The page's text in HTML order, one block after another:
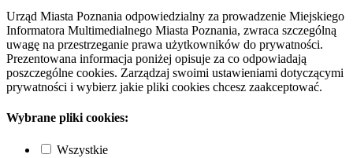
Urząd Miasta Poznania odpowiedzialny za prowadzenie Miejskiego
Informatora Multimedialnego Miasta Poznania, zwraca szczególną
uwagę na przestrzeganie prawa użytkowników do prywatności.
Prezentowana informacja poniżej opisuje za co odpowiadają
poszczególne cookies. Zarządzaj swoimi ustawieniami dotyczącymi
prywatności i wybierz jakie pliki cookies chcesz zaakceptować.
Wybrane pliki cookies:
Wszystkie